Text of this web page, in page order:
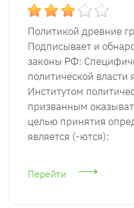
Политикой древние
Подписывает и
законы РФ:
политической власти
Институтом
призванным
целью принятия
является (-ются):
Перейти